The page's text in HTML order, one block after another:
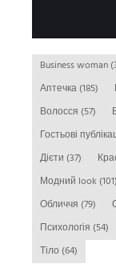
Business woman
Аптечка(185)
Волосся (57)
Гостьові
Дієти (37)
Модний look (101)
Обличчя (79)
Психологія (54)
Тіло (64)